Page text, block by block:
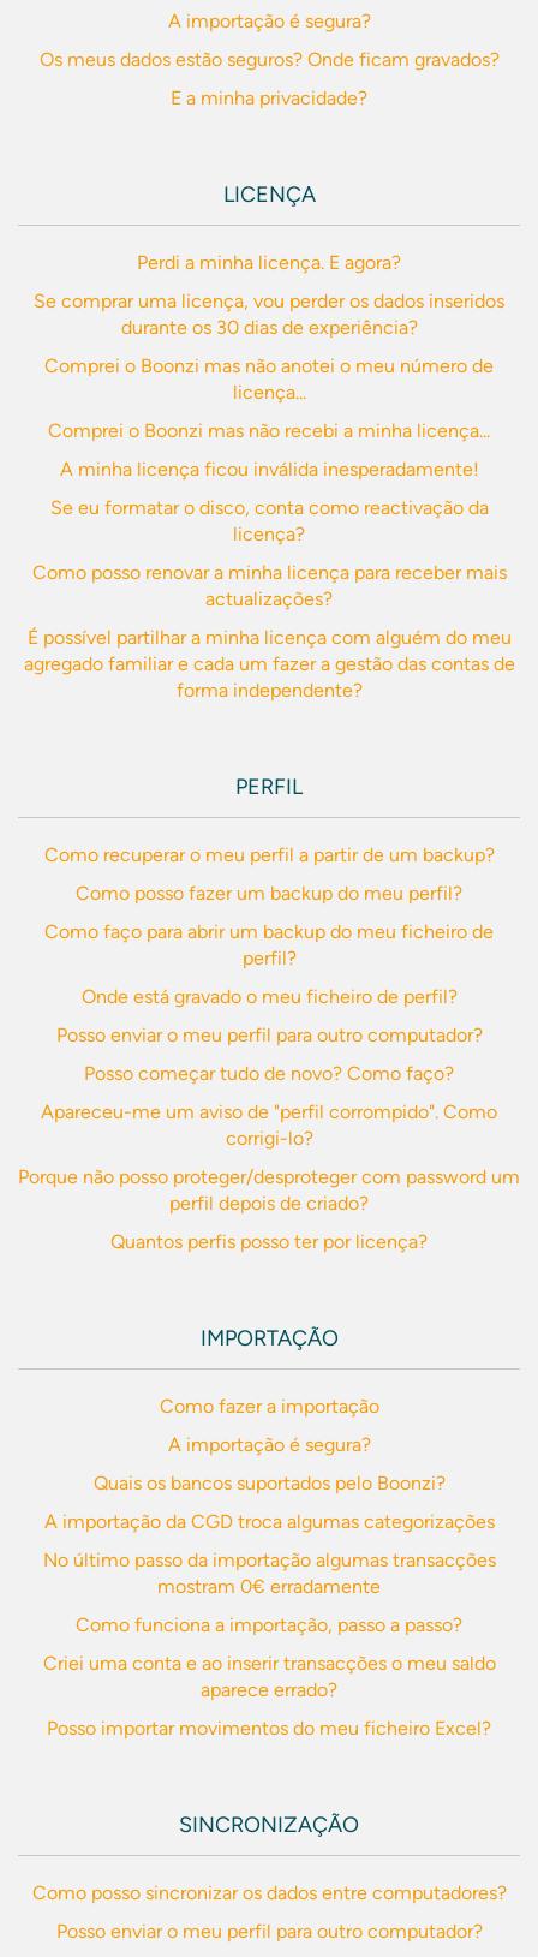
A importação é segura?
Os meus dados estão seguros? Onde ficam gravados?
E a minha privacidade?
LICENÇA
Perdi a minha licença. E agora?
Se comprar uma licença, vou perder os dados inseridos
durante os 30 dias de experiência?
Comprei o Boonzi mas não anotei o meu número de
licença...
Comprei o Boonzi mas não recebi a minha licença...
A minha licença ficou inválida inesperadamente!
Se eu formatar o disco, conta como reactivação da
licença?
Como posso renovar a minha licença para receber mais
actualizações?
É possível partilhar a minha licença com alguém do meu
agregado familiar e cada um fazer a gestão das contas de
forma independente?
PERFIL
Como recuperar o meu perfil a partir de um backup?
Como posso fazer um backup do meu perfil?
Como faço para abrir um backup do meu ficheiro de
perfil?
Onde está gravado o meu ficheiro de perfil?
Posso enviar o meu perfil para outro computador?
Posso começar tudo de novo? Como faço?
Apareceu-me um aviso de "perfil corrompido". Como
corrigi-lo?
Porque não posso proteger/desproteger com password um
perfil depois de criado?
Quantos perfis posso ter por licença?
IMPORTAÇÃO
Como fazer a importação
A importação é segura?
Quais os bancos suportados pelo Boonzi?
A importação da CGD troca algumas categorizações
No último passo da importação algumas transacções
mostram 0€ erradamente
Como funciona a importação, passo a passo?
Criei uma conta e ao inserir transacções o meu saldo
aparece errado?
Posso importar movimentos do meu ficheiro Excel?
SINCRONIZAÇÃO
Como posso sincronizar os dados entre computadores?
Posso enviar o meu perfil para outro computador?